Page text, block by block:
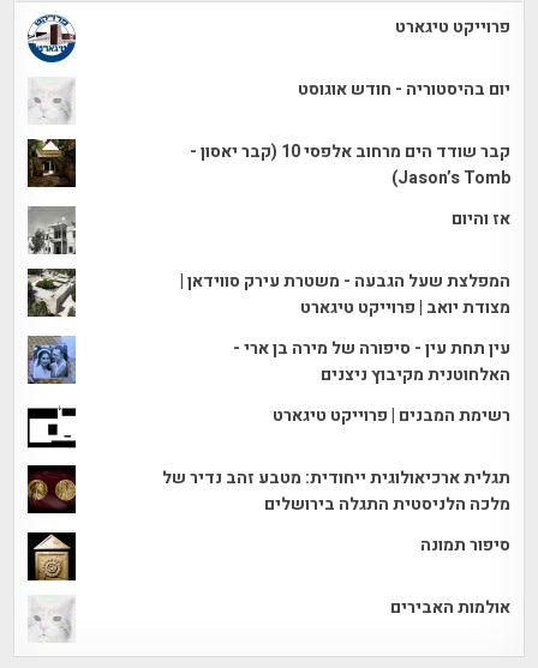
פרוייקט טיגארט
יום בהיסטוריה - חודש אוגוסט
קבר שודד הים מרחוב אלפסי 10 (קבר יאסון -
Jason’s Tomb)
אז והיום
המפלצת שעל הגבעה - משטרת עירק סווידאן |
מצודת יואב | פרוייקט טיגארט
עין תחת עין - סיפורה של מירה בן ארי -
האלחוטנית מקיבוץ ניצנים
רשימת המבנים | פרוייקט טיגארט
תגלית ארכיאולוגית ייחודית: מטבע זהב נדיר של
מלכה הלניסטית התגלה בירושלים
סיפור תמונה
אולמות האבירים